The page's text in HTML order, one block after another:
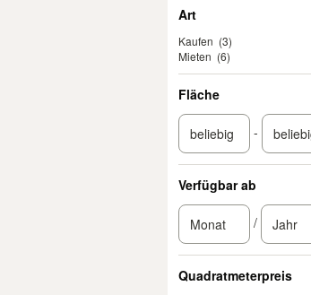
Art
Kaufen (3)
Mieten (6)
Fläche
-
Verfügbar ab
/
Quadratmeterpreis